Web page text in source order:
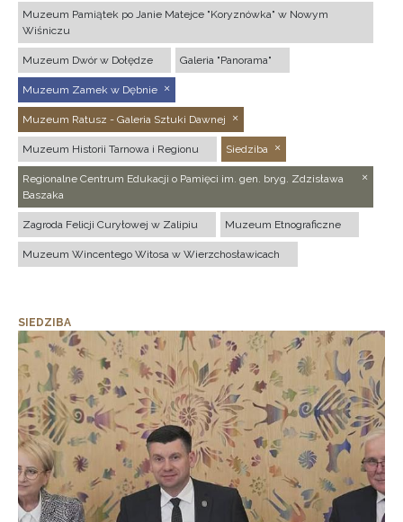
Muzeum Pamiątek po Janie Matejce "Koryznówka" w Nowym
Wiśniczu
Muzeum Dwór w Dołędze Galeria "Panorama"
Muzeum Zamek w Dębnie
Muzeum Ratusz - Galeria Sztuki Dawnej
Muzeum Historii Tarnowa i Regionu Siedziba
Regionalne Centrum Edukacji o Pamięci im. gen. bryg. Zdzisława
Baszaka
Zagroda Felicji Curyłowej w Zalipiu Muzeum Etnograficzne
Muzeum Wincentego Witosa w Wierzchosławicach
SIEDZIBA